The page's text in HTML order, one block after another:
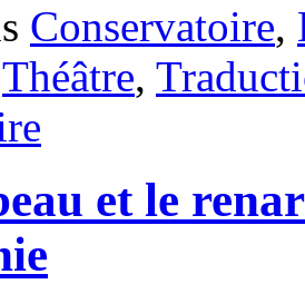
Conservatoire,
Théâtre,
et le